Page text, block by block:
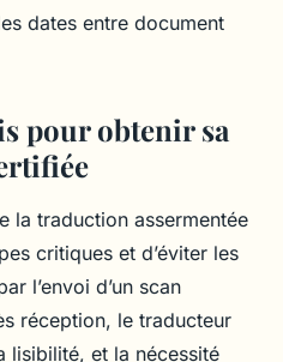
dates entre document
pour obtenir sa
la traduction assermentée
critiques et d’éviter les
l’envoi d’un scan
réception, le traducteur
lisibilité, et la nécessité